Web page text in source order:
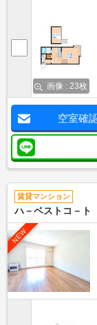
画像 : 23枚
空室確
賃貸マンション
ハ－ベストコ－ト
NEW